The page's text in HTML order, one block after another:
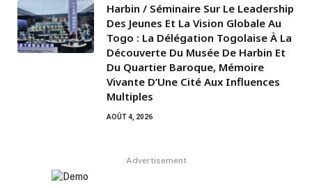
Harbin / Séminaire Sur Le Leadership
Des Jeunes Et La Vision Globale Au
Togo : La Délégation Togolaise À La
Découverte Du Musée De Harbin Et
Du Quartier Baroque, Mémoire
Vivante D’Une Cité Aux Influences
Multiples
AOÛT 4, 2026
Advertisement